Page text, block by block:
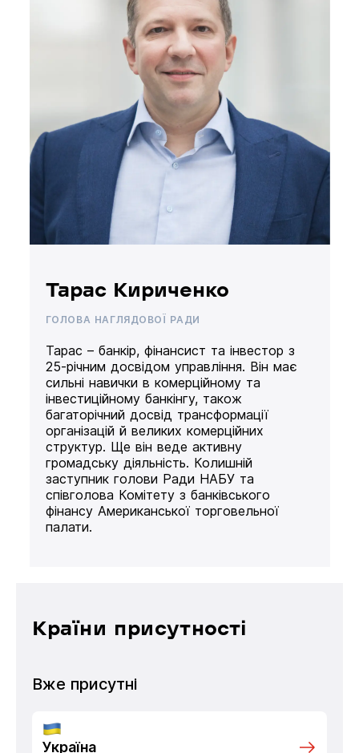
Тарас Кириченко
ГОЛОВА НАГЛЯДОВОЇ РАДИ
Тарас – банкір, фінансист та інвестор з
25-річним досвідом управління. Він має
сильні навички в комерційному та
інвестиційному банкінгу, також
багаторічний досвід трансформації
організацій й великих комерційних
структур. Ще він веде активну
громадську діяльність. Колишній
заступник голови Ради НАБУ та
співголова Комітету з банківського
фінансу Американської торговельної
палати.
Країни присутності
Вже присутні
Україна